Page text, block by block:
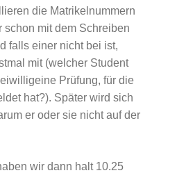
die Matrikelnummern
schon mit dem Schreiben
falls einer nicht bei ist,
mit (welcher Student
Prüfung, für die
hat?). Später wird sich
er oder sie nicht auf der
wir dann halt 10.25